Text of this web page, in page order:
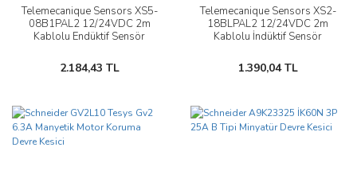
Telemecanique Sensors XS5-
08B1PAL2 12/24VDC 2m
Kablolu Endüktif Sensör
2.184,43 TL
Telemecanique Sensors XS2-
18BLPAL2 12/24VDC 2m
Kablolu İndüktif Sensör
1.390,04 TL